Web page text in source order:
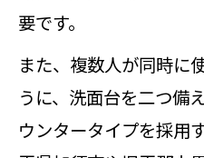
要です。
また、複数人が同時に
うに、洗面台を二つ備
ウンタータイプを採用